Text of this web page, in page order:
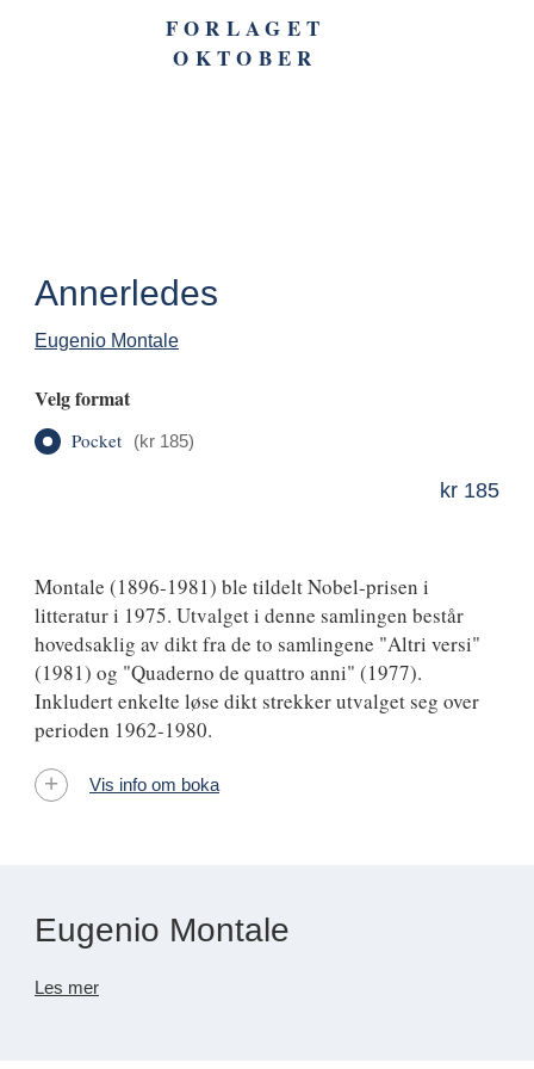
FORLAGET
OKTOBER
Annerledes
Eugenio Montale
Velg format
Pocket (kr 185)
kr 185
Montale (1896-1981) ble tildelt Nobel-prisen i
litteratur i 1975. Utvalget i denne samlingen består
hovedsaklig av dikt fra de to samlingene "Altri versi"
(1981) og "Quaderno de quattro anni" (1977).
Inkludert enkelte løse dikt strekker utvalget seg over
perioden 1962-1980.
Vis info om boka
Eugenio Montale
Les mer